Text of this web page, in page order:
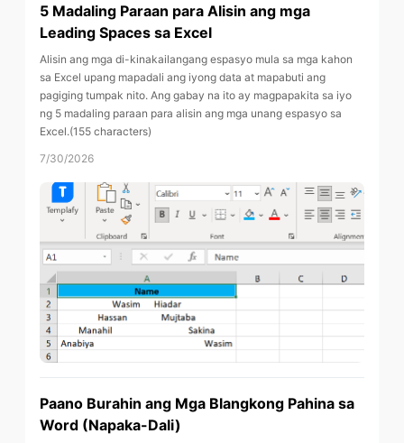
5 Madaling Paraan para Alisin ang mga
Leading Spaces sa Excel
Alisin ang mga di-kinakailangang espasyo mula sa mga kahon
sa Excel upang mapadali ang iyong data at mapabuti ang
pagiging tumpak nito. Ang gabay na ito ay magpapakita sa iyo
ng 5 madaling paraan para alisin ang mga unang espasyo sa
Excel.(155 characters)
7/30/2026
Paano Burahin ang Mga Blangkong Pahina sa
Word (Napaka-Dali)